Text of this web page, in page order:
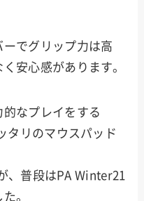
でグリップ力は高
安心感があります。
なプレイをする
タリのマウスパッド
、普段はPA Winter21
。